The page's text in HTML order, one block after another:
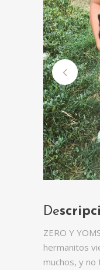
De
ZERO Y
hermanitos
muchos, y